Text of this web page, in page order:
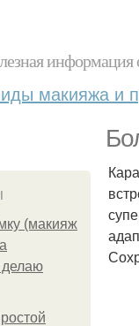
информация
макияжа и
(макияж
делаю